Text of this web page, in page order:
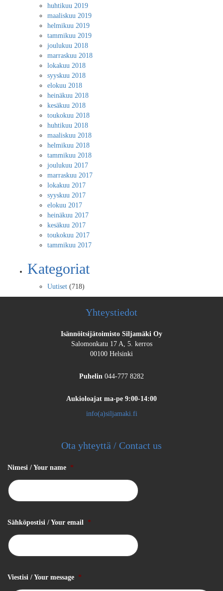
huhtikuu 2019
maaliskuu 2019
helmikuu 2019
tammikuu 2019
joulukuu 2018
marraskuu 2018
lokakuu 2018
syyskuu 2018
elokuu 2018
heinäkuu 2018
kesäkuu 2018
toukokuu 2018
huhtikuu 2018
maaliskuu 2018
helmikuu 2018
tammikuu 2018
joulukuu 2017
marraskuu 2017
lokakuu 2017
syyskuu 2017
elokuu 2017
heinäkuu 2017
kesäkuu 2017
toukokuu 2017
tammikuu 2017
Kategoriat
Uutiset (718)
Yhteystiedot
Isännöitsijätoimisto Siljamäki Oy
Salomonkatu 17 A, 5. kerros
00100 Helsinki
Puhelin 044-777 8282
Aukioloajat ma-pe 9:00-14:00
info(a)siljamaki.fi
Ota yhteyttä / Contact us
Nimesi / Your name *
Sähköpostisi / Your email *
Viestisi / Your message *